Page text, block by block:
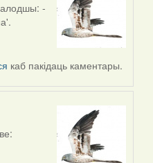
-
каб пакідаць каментары.